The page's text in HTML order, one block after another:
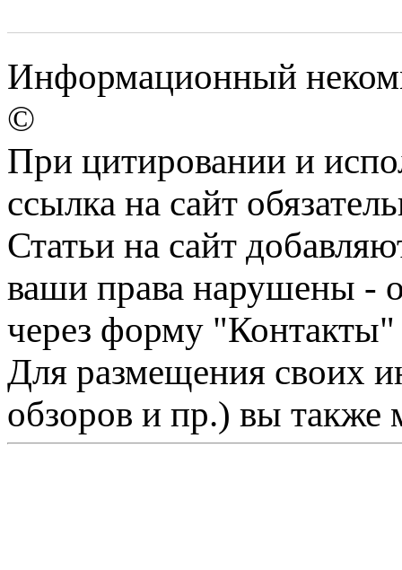
Информационный
©
При цитировании и
ссылка на сайт
Статьи на сайт
ваши права нарушены -
через форму "Контакты"
Для размещения своих
обзоров и пр.) вы также